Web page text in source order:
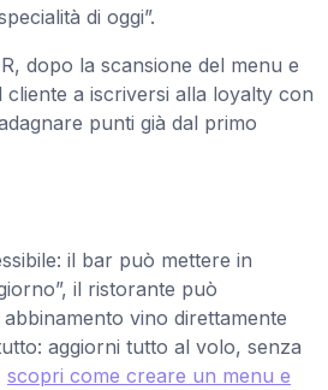
di oggi”.
dopo la scansione del menu e
cliente a iscriversi alla loyalty con
punti già dal primo
il bar può mettere in
il ristorante può
vino direttamente
aggiorni tutto al volo, senza
scopri come creare un menu e